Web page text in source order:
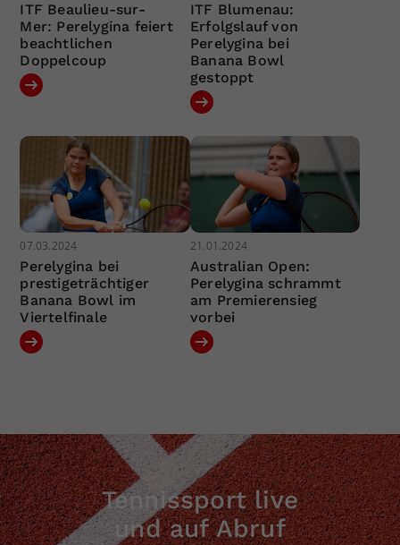
ITF Beaulieu-sur-
Mer: Perelygina feiert
beachtlichen
Doppelcoup
ITF Blumenau:
Erfolgslauf von
Perelygina bei
Banana Bowl
gestoppt
07.03.2024
Perelygina bei
prestigeträchtiger
Banana Bowl im
Viertelfinale
21.01.2024
Australian Open:
Perelygina schrammt
am Premierensieg
vorbei
Tennissport live
und auf Abruf